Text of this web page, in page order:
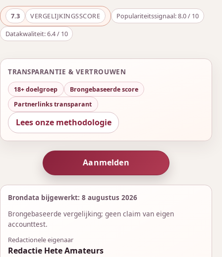
7.3 VERGELIJKINGSSCORE
Populariteitssignaal: 8.0 / 10
Datakwaliteit: 6.4 / 10
TRANSPARANTIE & VERTROUWEN
18+ doelgroep
Brongebaseerde score
Partnerlinks transparant
Lees onze methodologie
Aanmelden
Brondata bijgewerkt: 8 augustus 2026
Brongebaseerde vergelijking; geen claim van eigen
accounttest.
Redactionele eigenaar
Redactie Hete Amateurs